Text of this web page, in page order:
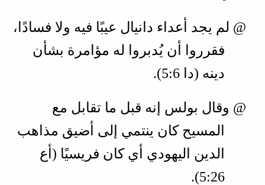
@ لم يجد أعداء دانيال عيبًا فيه ولا فسادًا،
فقرروا أن يُدبروا له مؤامرة بشأن
دينه (دا 6‏:5 ).
@ وقال بولس إنه قبل ما تقابل مع
المسيح كان ينتمي إلى أضيق مذاهب
الدين اليهودي أي كان فريسيًا ( أع
26‏:5
).